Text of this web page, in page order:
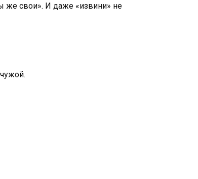
же свои». И даже «извини» не